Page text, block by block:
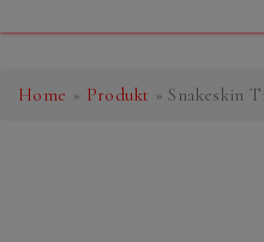
Home » Produkt »Snakeskin